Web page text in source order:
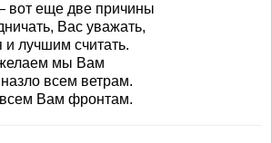
вот еще две причины
Вас уважать,
и лучшим считать.
мы Вам
всем ветрам.
Вам фронтам.